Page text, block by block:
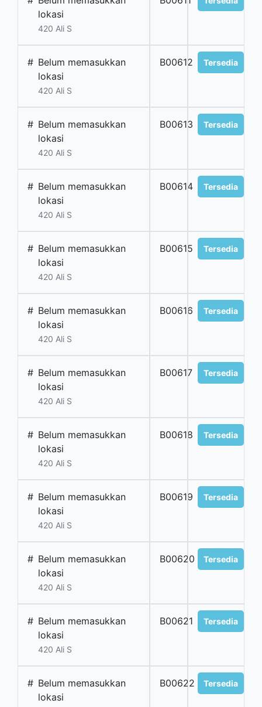
lokasi
420 Ali S
# Belum memasukkan
lokasi
420 Ali S
B00612 Tersedia
# Belum memasukkan
lokasi
420 Ali S
B00613 Tersedia
# Belum memasukkan
lokasi
420 Ali S
B00614 Tersedia
# Belum memasukkan
lokasi
420 Ali S
B00615 Tersedia
# Belum memasukkan
lokasi
420 Ali S
B00616 Tersedia
# Belum memasukkan
lokasi
420 Ali S
B00617 Tersedia
# Belum memasukkan
lokasi
420 Ali S
B00618 Tersedia
# Belum memasukkan
lokasi
420 Ali S
B00619 Tersedia
# Belum memasukkan
lokasi
420 Ali S
B00620 Tersedia
# Belum memasukkan
lokasi
420 Ali S
B00621 Tersedia
# Belum memasukkan
lokasi
B00622 Tersedia